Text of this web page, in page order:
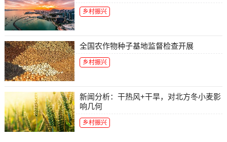
乡村振兴
全国农作物种子基地监督检查开展
乡村振兴
新闻分析：干热风+干旱，对北方冬小麦影
响几何
乡村振兴